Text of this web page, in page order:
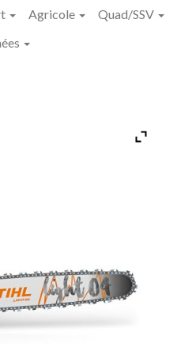
Agricole Quad/SSV